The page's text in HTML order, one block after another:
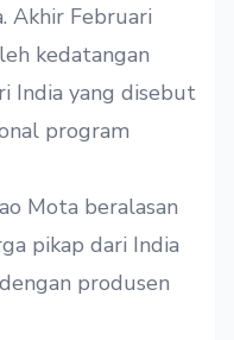
Akhir Februari
kedatangan
India yang disebut
program
Mota beralasan
pikap dari India
produsen